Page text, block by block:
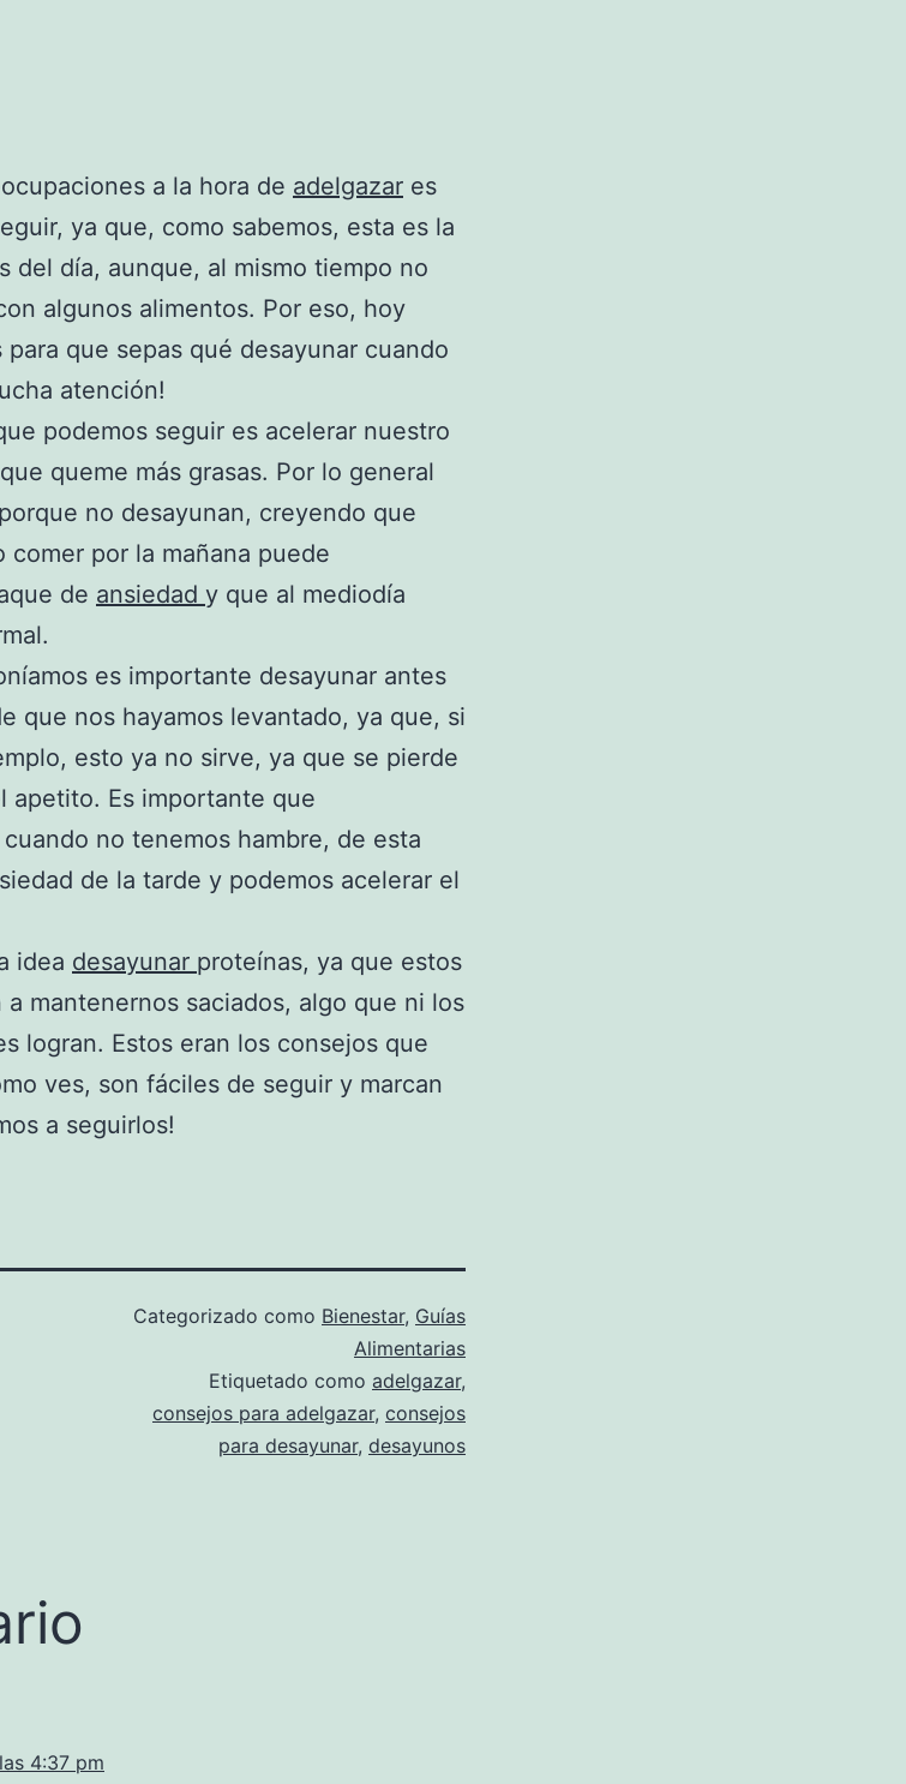
a la hora de adelgazar es
ya que, como sabemos, esta es la
del día, aunque, al mismo tiempo no
algunos alimentos. Por eso, hoy
que sepas qué desayunar cuando
atención!
podemos seguir es acelerar nuestro
queme más grasas. Por lo general
no desayunan, creyendo que
comer por la mañana puede
de ansiedad y que al mediodía
es importante desayunar antes
que nos hayamos levantado, ya que, si
esto ya no sirve, ya que se pierde
apetito. Es importante que
no tenemos hambre, de esta
de la tarde y podemos acelerar el
idea desayunar proteínas, ya que estos
mantenernos saciados, algo que ni los
logran. Estos eran los consejos que
ves, son fáciles de seguir y marcan
a seguirlos!
Categorizado como Bienestar, Guías
Alimentarias
Etiquetado como adelgazar,
consejos para adelgazar, consejos
para desayunar, desayunos
4:37 pm